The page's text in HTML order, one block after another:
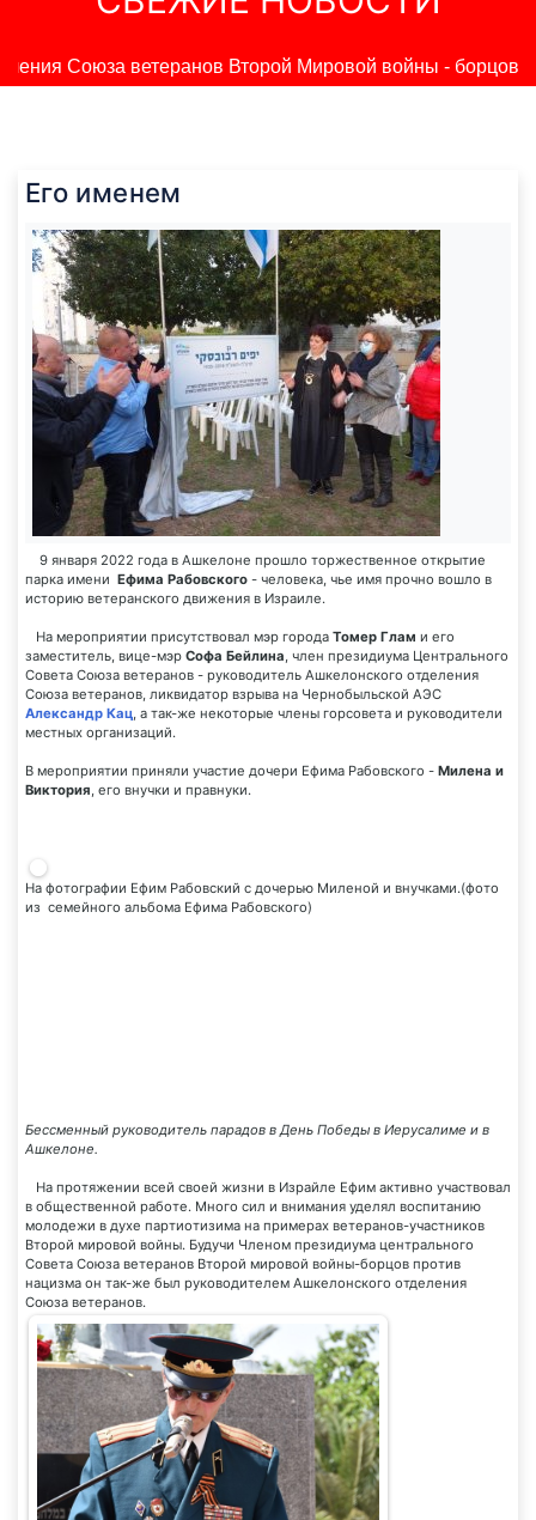
Союза ветеранов Второй Мировой войны - борцов
Его именем
9 января 2022 года в Ашкелоне прошло торжественное открытие
парка имени Ефима Рабовского - человека, чье имя прочно вошло в
историю ветеранского движения в Израиле.
На мероприятии присутствовал мэр города Томер Глам и его
заместитель, вице-мэр Софа Бейлина, член президиума Центрального
Совета Союза ветеранов - руководитель Ашкелонского отделения
Союза ветеранов, ликвидатор взрыва на Чернобыльской АЭС
Александр Кац, а так-же некоторые члены горсовета и руководители
местных организаций.
В мероприятии приняли участие дочери Ефима Рабовского - Милена и
Виктория, его внучки и правнуки.
На фотографии Ефим Рабовский с дочерью Миленой и внучками.(фото
из семейного альбома Ефима Рабовского)
Бессменный руководитель парадов в День Победы в Иерусалиме и в
Ашкелоне.
На протяжении всей своей жизни в Израйле Ефим активно участвовал
в общественной работе. Много сил и внимания уделял воспитанию
молодежи в духе партиотизима на примерах ветеранов-участников
Второй мировой войны. Будучи Членом президиума центрального
Совета Союза ветеранов Второй мировой войны-борцов против
нацизма он так-же был руководителем Ашкелонского отделения
Союза ветеранов.